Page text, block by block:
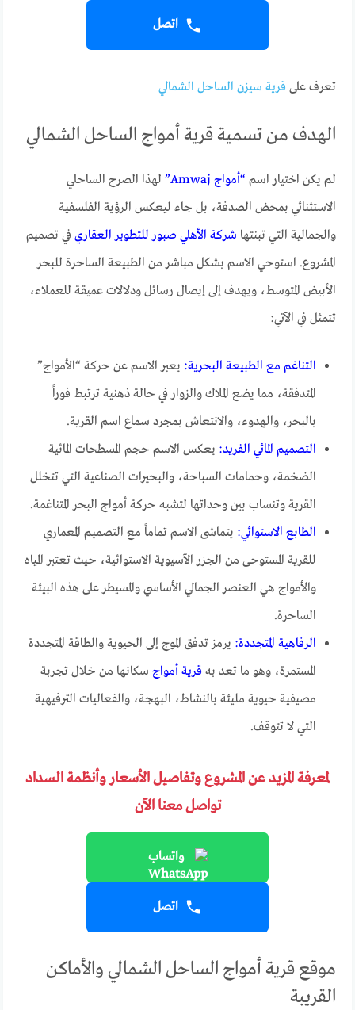
اتصل
تعرف على قرية سيزن الساحل الشمالي
الهدف من تسمية قرية أمواج الساحل الشمالي
لم يكن اختيار اسم “أمواج Amwaj”
لهذا الصرح الساحلي
الاستثنائي بمحض الصدفة، بل جاء ليعكس الرؤية الفلسفية
والجمالية التي تبنتها شركة الأهلي صبور للتطوير العقاري في تصميم
المشروع. استوحي الاسم بشكل مباشر من الطبيعة الساحرة للبحر
الأبيض المتوسط، ويهدف إلى إيصال رسائل ودلالات عميقة للعملاء،
تتمثل في الآتي:
التناغم مع الطبيعة البحرية: يعبر الاسم عن حركة “الأمواج”
المتدفقة، مما يضع الملاك والزوار في حالة ذهنية ترتبط فوراً
بالبحر، والهدوء، والانتعاش بمجرد سماع اسم القرية.
التصميم المائي الفريد: يعكس الاسم حجم المسطحات المائية
الضخمة، وحمامات السباحة، والبحيرات الصناعية التي تتخلل
القرية وتنساب بين وحداتها لتشبه حركة أمواج البحر المتناغمة.
الطابع الاستوائي: يتماشى الاسم تماماً مع التصميم المعماري
للقرية المستوحى من الجزر الآسيوية الاستوائية، حيث تعتبر المياه
والأمواج هي العنصر الجمالي الأساسي والمسيطر على هذه البيئة
الساحرة.
الرفاهية المتجددة: يرمز تدفق الموج إلى الحيوية والطاقة المتجددة
المستمرة، وهو ما تعد به قرية أمواج سكانها من خلال تجربة
مصيفية حيوية مليئة بالنشاط، البهجة، والفعاليات الترفيهية
التي لا تتوقف.
لمعرفة المزيد عن المشروع وتفاصيل الأسعار وأنظمة السداد
تواصل معنا الآن
واتساب
اتصل
موقع قرية أمواج الساحل الشمالي والأماكن
القريبة